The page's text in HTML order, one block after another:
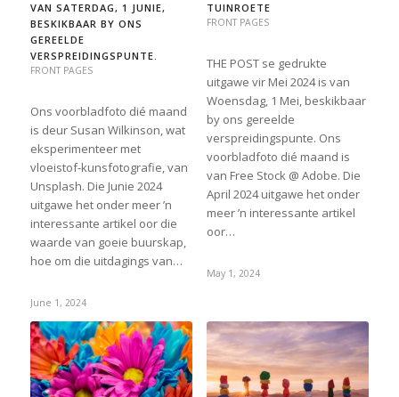
VAN SATERDAG, 1 JUNIE,
BESKIKBAAR BY ONS
GEREELDE
VERSPREIDINGSPUNTE.
FRONT PAGES
Ons voorbladfoto dié maand
is deur Susan Wilkinson, wat
eksperimenteer met
vloeistof-kunsfotografie, van
Unsplash. Die Junie 2024
uitgawe het onder meer ’n
interessante artikel oor die
waarde van goeie buurskap,
hoe om die uitdagings van…
June 1, 2024
TUINROETE
FRONT PAGES
THE POST se gedrukte
uitgawe vir Mei 2024 is van
Woensdag, 1 Mei, beskikbaar
by ons gereelde
verspreidingspunte. Ons
voorbladfoto dié maand is
van Free Stock @ Adobe. Die
April 2024 uitgawe het onder
meer ’n interessante artikel
oor…
May 1, 2024